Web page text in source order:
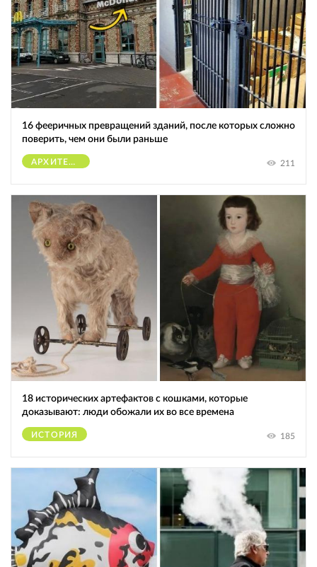
16 фееричных превращений зданий, после которых сложно
поверить, чем они были раньше
АРХИТЕКТУРА 211
18 исторических артефактов с кошками, которые
доказывают: люди обожали их во все времена
ИСТОРИЯ 185